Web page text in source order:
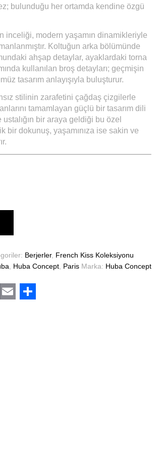
bulunduğu her ortamda kendine özgü
inceliği, modern yaşamın dinamikleriyle
Koltuğun arka bölümünde
ahşap detaylar, ayaklardaki torna
kullanılan broş detayları; geçmişin
tasarım anlayışıyla buluşturur.
stilinin zarafetini çağdaş çizgilerle
tamamlayan güçlü bir tasarım dili
bir araya geldiği bu özel
bir dokunuş, yaşamınıza ise sakin ve
Berjerler, French Kiss Koleksiyonu
Huba Concept, Paris Marka: Huba Concept